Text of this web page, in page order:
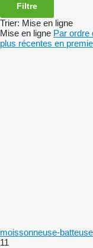
Filtre
Trier: Mise en ligne
Mise en ligne Par ordre
plus récentes en
moissonneuse-
11